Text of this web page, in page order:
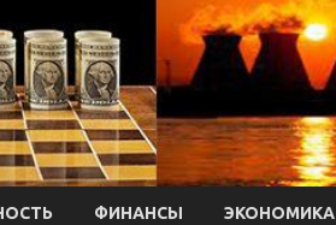
ФИНАНСЫ ЭКОНОМИКА